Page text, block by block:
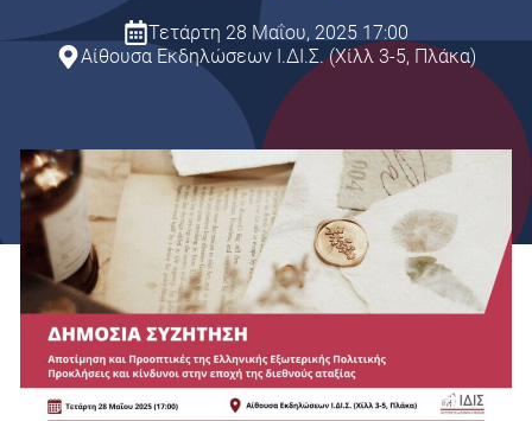
Τετάρτη 28 Μαΐου, 2025 17:00
Αίθουσα Εκδηλώσεων Ι.ΔΙ.Σ. (Χίλλ 3-5, Πλάκα)